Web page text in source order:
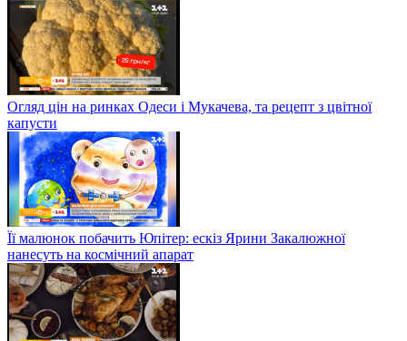
Огляд цін на ринках Одеси і Мукачева, та рецепт з цвітної
капусти
Її малюнок побачить Юпітер: ескіз Ярини Закалюжної
нанесуть на космічний апарат